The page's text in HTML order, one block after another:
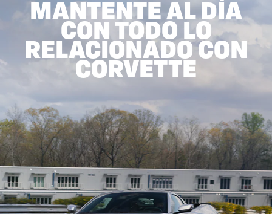
MANTENTE AL DÍA
CON TODO LO
RELACIONADO CON
CORVETTE